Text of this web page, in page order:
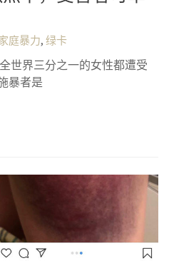
庭暴力,绿卡
世界三分之一的女性都遭受
暴者是